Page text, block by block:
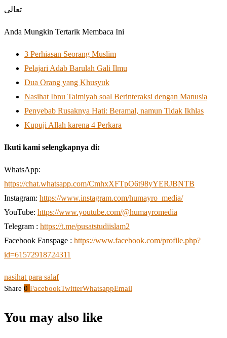
تعالى
Anda Mungkin Tertarik Membaca Ini
3 Perhiasan Seorang Muslim
Pelajari Adab Barulah Gali Ilmu
Dua Orang yang Khusyuk
Nasihat Ibnu Taimiyah soal Berinteraksi dengan Manusia
Penyebab Rusaknya Hati: Beramal, namun Tidak Ikhlas
Kupuji Allah karena 4 Perkara
Ikuti kami selengkapnya di:
WhatsApp:
https://chat.whatsapp.com/CmhxXFTpO6t98yYERJBNTB
Instagram: https://www.instagram.com/humayro_media/
YouTube: https://www.youtube.com/@humayromedia
Telegram : https://t.me/pusatstudiislam2
Facebook Fanspage : https://www.facebook.com/profile.php?
id=61572918724311
nasihat para salaf
Share 0 FacebookTwitterWhatsappEmail
You may also like